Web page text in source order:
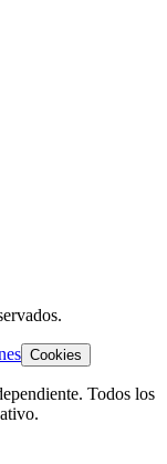
Cookies
Todos los